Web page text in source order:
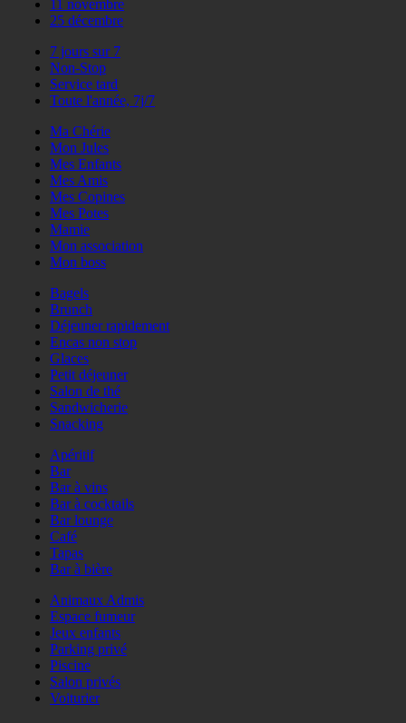
11 novembre
25 décembre
7 jours sur 7
Non-Stop
Service tard
Toute l'année, 7j/7
Ma Chérie
Mon Jules
Mes Enfants
Mes Amis
Mes Copines
Mes Potes
Mamie
Mon association
Mon boss
Bagels
Brunch
Déjeuner rapidement
Encas non stop
Glaces
Petit déjeuner
Salon de thé
Sandwicherie
Snacking
Apéritif
Bar
Bar à vins
Bar à cocktails
Bar lounge
Café
Tapas
Bar à bière
Animaux Admis
Espace fumeur
Jeux enfants
Parking privé
Piscine
Salon privés
Voiturier